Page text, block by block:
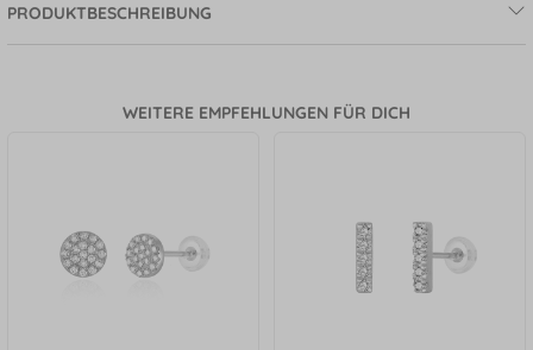
PRODUKTBESCHREIBUNG
WEITERE EMPFEHLUNGEN FÜR DICH